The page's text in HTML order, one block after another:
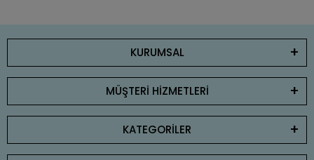
KURUMSAL
MÜŞTERİ HİZMETLERİ
KATEGORİLER